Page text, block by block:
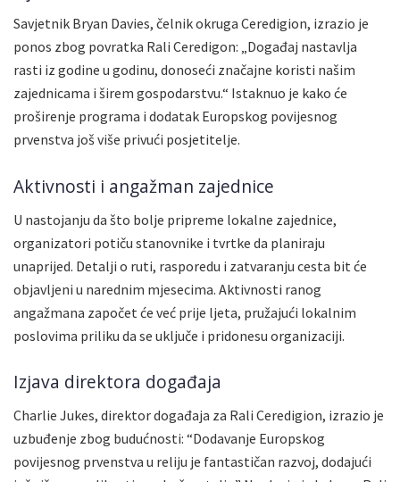
Savjetnik Bryan Davies, čelnik okruga Ceredigion, izrazio je
ponos zbog povratka Rali Ceredigon: „Događaj nastavlja
rasti iz godine u godinu, donoseći značajne koristi našim
zajednicama i širem gospodarstvu.“ Istaknuo je kako će
proširenje programa i dodatak Europskog povijesnog
prvenstva još više privući posjetitelje.
Aktivnosti i angažman zajednice
U nastojanju da što bolje pripreme lokalne zajednice,
organizatori potiču stanovnike i tvrtke da planiraju
unaprijed. Detalji o ruti, rasporedu i zatvaranju cesta bit će
objavljeni u narednim mjesecima. Aktivnosti ranog
angažmana započet će već prije ljeta, pružajući lokalnim
poslovima priliku da se uključe i pridonesu organizaciji.
Izjava direktora događaja
Charlie Jukes, direktor događaja za Rali Ceredigion, izrazio je
uzbuđenje zbog budućnosti: “Dodavanje Europskog
povijesnog prvenstva u reliju je fantastičan razvoj, dodajući